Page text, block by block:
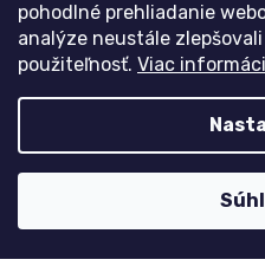
pohodlné prehliadanie
analýze neustále
použiteľnosť. Viac
Môj účet
Přihlášení